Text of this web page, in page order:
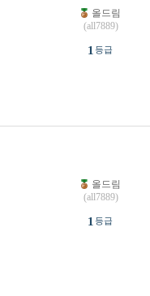
올드림
(all7889)
1 등급
올드림
(all7889)
1 등급